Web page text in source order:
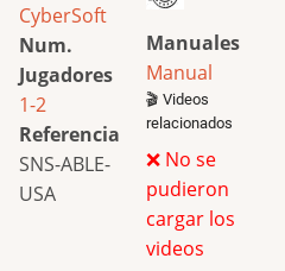
CyberSoft
Num.
Jugadores
1-2
Referencia
SNS-ABLE-
USA
Manuales
Manual
🎬 Videos
relacionados
❌ No se
pudieron
cargar los
videos